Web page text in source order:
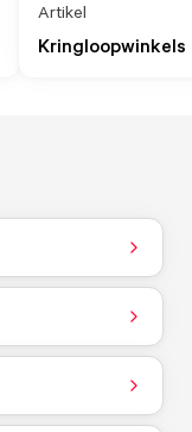
Kringloopwinkels
Artikel